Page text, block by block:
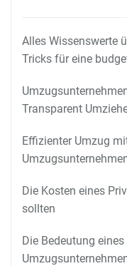
Alles Wissenswerte
Tricks für eine
Transparent
Effizienter Umzug
Die Kosten eines
sollten
Die Bedeutung